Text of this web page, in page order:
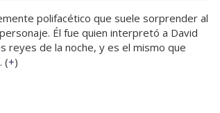
polifacético que suele sorprender al
Él fue quien interpretó a David
reyes de la noche, y es el mismo que
(+)